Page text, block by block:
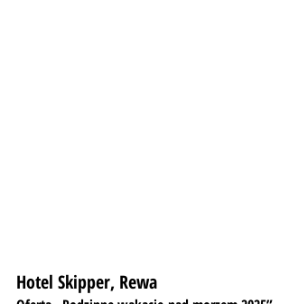
Hotel Skipper, Rewa